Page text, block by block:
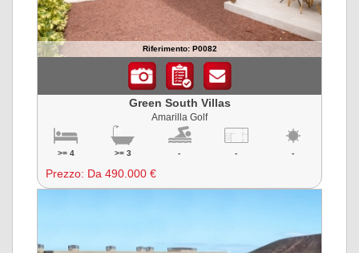
Riferimento: P0082
Green South Villas
Amarilla Golf
>= 4 >= 3 - - -
Prezzo: Da 490.000 €